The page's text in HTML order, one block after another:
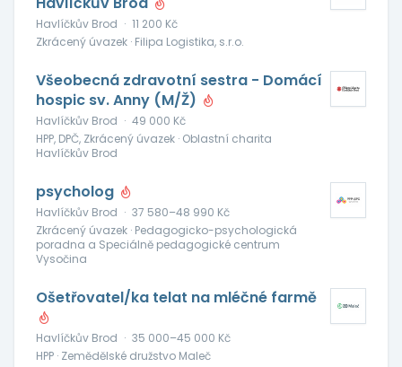
Havlíčkův Brod · 11 200 Kč
Zkrácený úvazek · Filipa Logistika, s.r.o.
Všeobecná zdravotní sestra - Domácí
hospic sv. Anny (M/Ž)
Havlíčkův Brod · 49 000 Kč
HPP, DPČ, Zkrácený úvazek · Oblastní charita
Havlíčkův Brod
psycholog
Havlíčkův Brod · 37 580–48 990 Kč
Zkrácený úvazek · Pedagogicko-psychologická
poradna a Speciálně pedagogické centrum
Vysočina
Ošetřovatel/ka telat na mléčné farmě
Havlíčkův Brod · 35 000–45 000 Kč
HPP · Zemědělské družstvo Maleč